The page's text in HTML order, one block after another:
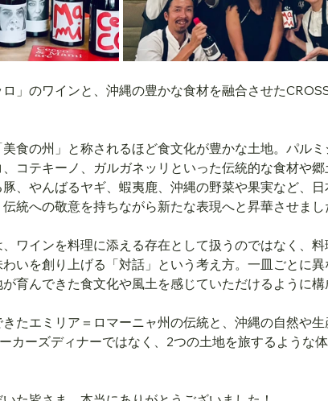
」のワインと、沖縄の豊かな食材を融合させた
食の州」と称されるほど食文化が豊かな土地。パル
コテキーノ、ガルガネッリといった伝統的な食材や
、やんばるヤギ、蝦夷鹿、沖縄の野菜や果実など、
統への敬意を持ちながら新たな表現へと昇華させまし
ワインを料理に添える存在として扱うのではなく、
いを創り上げる「対話」という考え方。一皿ごとに
育んできた食文化や風土を感じていただけるように構
たエミリア＝ロマーニャ州の伝統と、沖縄の自然や
カーズディナーではなく、2つの土地を旅するような